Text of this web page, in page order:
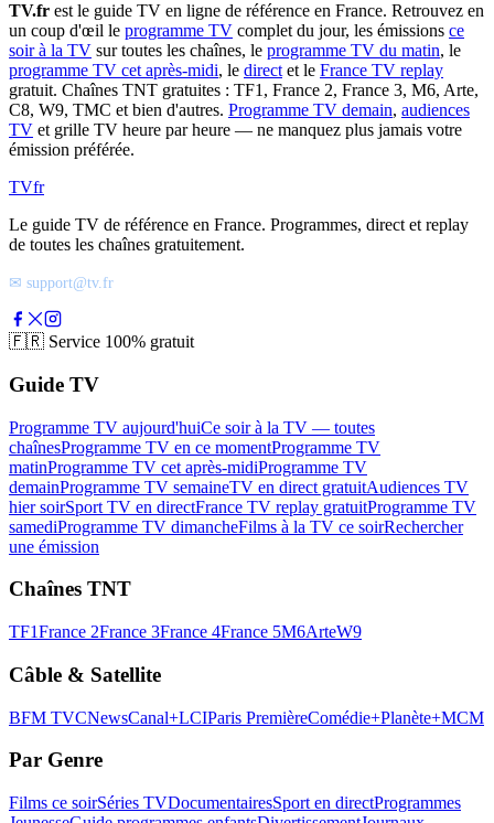
TV.fr est le guide TV en ligne de référence en France. Retrouvez en
un coup d'œil le programme TV complet du jour, les émissions ce
soir à la TV sur toutes les chaînes, le programme TV du matin, le
programme TV cet après-midi, le direct et le France TV replay
gratuit. Chaînes TNT gratuites : TF1, France 2, France 3, M6, Arte,
C8, W9, TMC et bien d'autres. Programme TV demain, audiences
TV et grille TV heure par heure — ne manquez plus jamais votre
émission préférée.
TVfr
Le guide TV de référence en France. Programmes, direct et replay
de toutes les chaînes gratuitement.
✉ support@tv.fr
🇫🇷 Service 100% gratuit
Guide TV
Programme TV aujourd'huiCe soir à la TV — toutes
chaînesProgramme TV en ce momentProgramme TV
matinProgramme TV cet après-midiProgramme TV
demainProgramme TV semaineTV en direct gratuitAudiences TV
hier soirSport TV en directFrance TV replay gratuitProgramme TV
samediProgramme TV dimancheFilms à la TV ce soirRechercher
une émission
Chaînes TNT
TF1France 2France 3France 4France 5M6ArteW9
Câble & Satellite
BFM TVCNewsCanal+LCIParis PremièreComédie+Planète+MCM
Par Genre
Films ce soirSéries TVDocumentairesSport en directProgrammes